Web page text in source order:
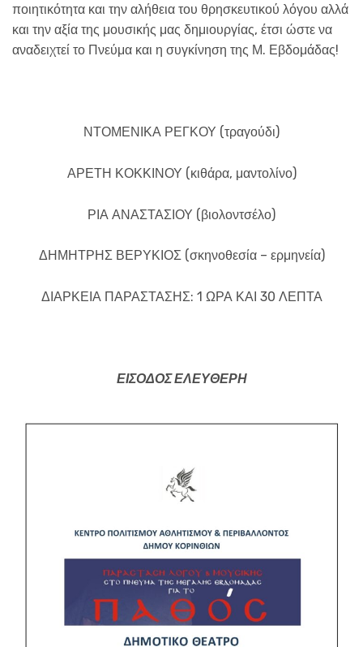
ποιητικότητα και την αλήθεια του θρησκευτικού λόγου αλλά
και την αξία της μουσικής μας δημιουργίας, έτσι ώστε να
αναδειχτεί το Πνεύμα και η συγκίνηση της Μ. Εβδομάδας!
ΝΤΟΜΕΝΙΚΑ ΡΕΓΚΟΥ (τραγούδι)
ΑΡΕΤΗ ΚΟΚΚΙΝΟΥ (κιθάρα, μαντολίνο)
ΡΙΑ ΑΝΑΣΤΑΣΙΟΥ (βιολοντσέλο)
ΔΗΜΗΤΡΗΣ ΒΕΡΥΚΙΟΣ (σκηνοθεσία – ερμηνεία)
ΔΙΑΡΚΕΙΑ ΠΑΡΑΣΤΑΣΗΣ: 1 ΩΡΑ ΚΑΙ 30 ΛΕΠΤΑ
ΕΙΣΟΔΟΣ ΕΛΕΥΘΕΡΗ